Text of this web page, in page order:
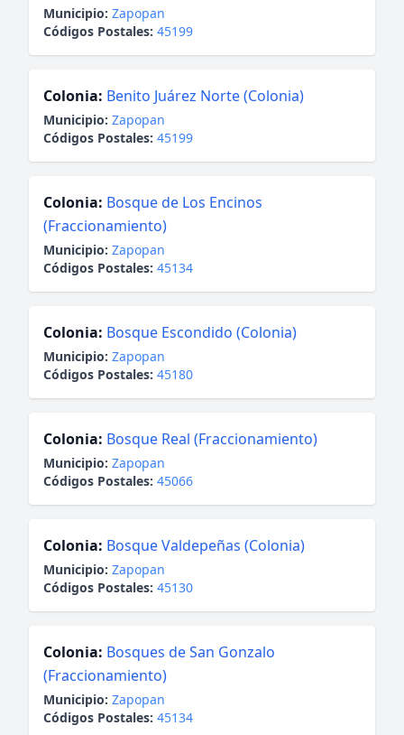
Municipio: Zapopan
Códigos Postales: 45199
Colonia: Benito Juárez Norte (Colonia)
Municipio: Zapopan
Códigos Postales: 45199
Colonia: Bosque de Los Encinos
(Fraccionamiento)
Municipio: Zapopan
Códigos Postales: 45134
Colonia: Bosque Escondido (Colonia)
Municipio: Zapopan
Códigos Postales: 45180
Colonia: Bosque Real (Fraccionamiento)
Municipio: Zapopan
Códigos Postales: 45066
Colonia: Bosque Valdepeñas (Colonia)
Municipio: Zapopan
Códigos Postales: 45130
Colonia: Bosques de San Gonzalo
(Fraccionamiento)
Municipio: Zapopan
Códigos Postales: 45134